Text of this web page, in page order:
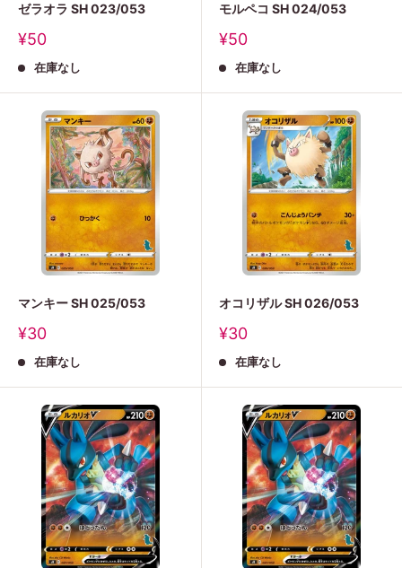
ゼラオラ SH 023/053
販
価
¥50
在庫なし
モルペコ SH 024/053
販
価
¥50
在庫なし
マンキー SH 025/053
販
価
¥30
在庫なし
オコリザル SH 026/053
販
価
¥30
在庫なし